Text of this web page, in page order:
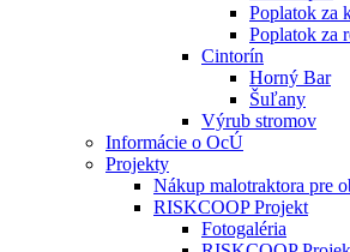
Poplatok za
Poplatok za
Cintorín
Horný Bar
Šuľany
Výrub stromov
Informácie o OcÚ
Projekty
Nákup malotraktora pre
RISKCOOP Projekt
Fotogaléria